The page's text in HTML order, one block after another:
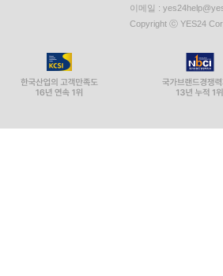
이메일 :
Copyright ⓒ YES24